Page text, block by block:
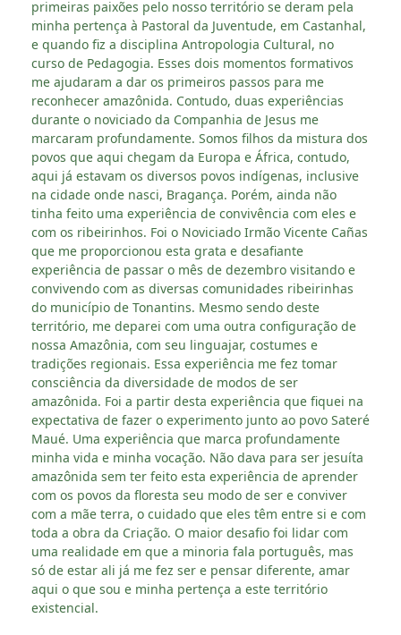
primeiras paixões pelo nosso território se deram pela
minha pertença à Pastoral da Juventude, em Castanhal,
e quando fiz a disciplina Antropologia Cultural, no
curso de Pedagogia. Esses dois momentos formativos
me ajudaram a dar os primeiros passos para me
reconhecer amazônida. Contudo, duas experiências
durante o noviciado da Companhia de Jesus me
marcaram profundamente. Somos filhos da mistura dos
povos que aqui chegam da Europa e África, contudo,
aqui já estavam os diversos povos indígenas, inclusive
na cidade onde nasci, Bragança. Porém, ainda não
tinha feito uma experiência de convivência com eles e
com os ribeirinhos. Foi o Noviciado Irmão Vicente Cañas
que me proporcionou esta grata e desafiante
experiência de passar o mês de dezembro visitando e
convivendo com as diversas comunidades ribeirinhas
do município de Tonantins. Mesmo sendo deste
território, me deparei com uma outra configuração de
nossa Amazônia, com seu linguajar, costumes e
tradições regionais. Essa experiência me fez tomar
consciência da diversidade de modos de ser
amazônida. Foi a partir desta experiência que fiquei na
expectativa de fazer o experimento junto ao povo Sateré
Maué. Uma experiência que marca profundamente
minha vida e minha vocação. Não dava para ser jesuíta
amazônida sem ter feito esta experiência de aprender
com os povos da floresta seu modo de ser e conviver
com a mãe terra, o cuidado que eles têm entre si e com
toda a obra da Criação. O maior desafio foi lidar com
uma realidade em que a minoria fala português, mas
só de estar ali já me fez ser e pensar diferente, amar
aqui o que sou e minha pertença a este território
existencial.